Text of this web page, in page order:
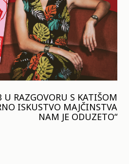
U RAZGOVORU S KATIŠOM
ISKUSTVO MAJČINSTVA
NAM JE ODUZETO“